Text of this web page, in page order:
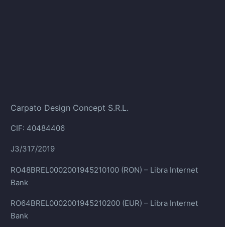
Carpato Design Concept S.R.L.
CIF: 40484406
J3/317/2019
RO48BREL0002001945210100 (RON) – Libra Internet
Bank
RO64BREL0002001945210200 (EUR) – Libra Internet
Bank